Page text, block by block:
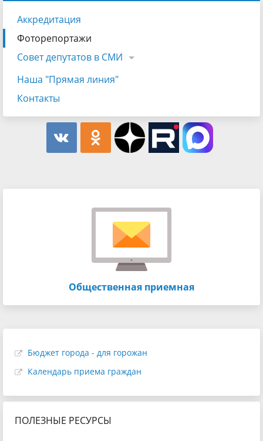
Аккредитация
Фоторепортажи
Совет депутатов в СМИ
Наша "Прямая линия"
Контакты
Общественная приемная
Бюджет города - для горожан
Календарь приема граждан
ПОЛЕЗНЫЕ РЕСУРСЫ